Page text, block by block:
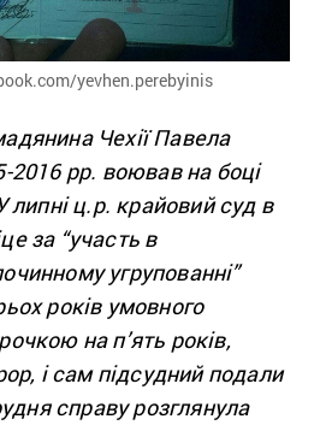
yevhen.perebyinis
Чехії Павела
2016 рр. воював на боці
липні ц.р. крайовий суд в
за “участь в
угрупованні”
років умовного
на п’ять років,
і сам підсудний подали
справу розглянула